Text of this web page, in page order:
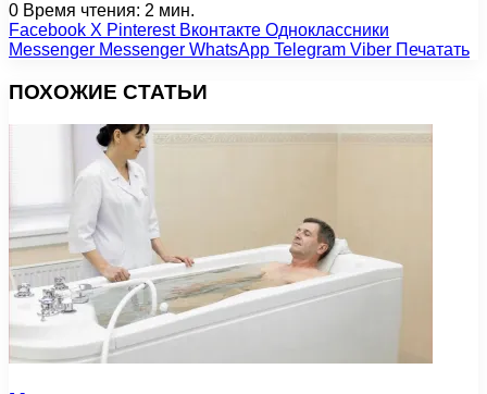
0 Время чтения: 2 мин.
Facebook X Pinterest Вконтакте Одноклассники
Messenger Messenger WhatsApp Telegram Viber Печатать
ПОХОЖИЕ СТАТЬИ